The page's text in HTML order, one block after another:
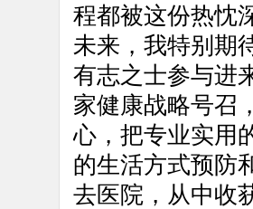
程都被这份热忱
未来，我特别期
有志之士参与进
家健康战略号召
心，把专业实用
的生活方式预防
去医院，从中收